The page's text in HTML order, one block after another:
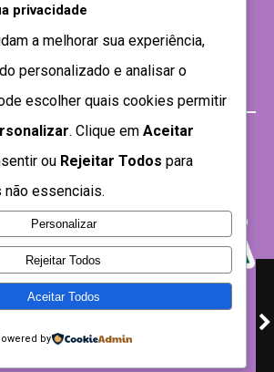
privacidade
a melhorar sua experiência,
personalizado e analisar o
escolher quais cookies permitir
. Clique em Aceitar
ou Rejeitar Todos para
essenciais.
Personalizar
Rejeitar Todos
Aceitar Todos
by